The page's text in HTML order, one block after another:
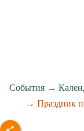
События→
→ Праздник